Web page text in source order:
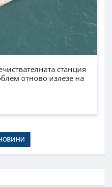
станция
отново излезе на